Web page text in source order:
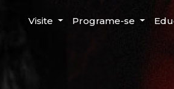
Visite Programe-se